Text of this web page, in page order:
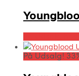
På Udsalg!